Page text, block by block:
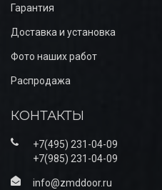
Гарантия
Доставка и установка
Фото наших работ
Распродажа
КОНТАКТЫ
+7(495) 231-04-09
+7(985) 231-04-09
info@zmddoor.ru